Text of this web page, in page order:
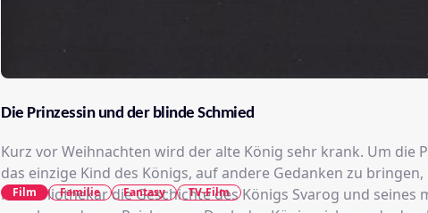
Die Prinzessin und der blinde Schmied
Kurz vor Weihnachten wird der alte König sehr krank. Um die
das einzige Kind des Königs, auf andere Gedanken zu
Hofbibliothekar die Geschichte des Königs Svarog und seines
Film Familie Fantasy TV-Film